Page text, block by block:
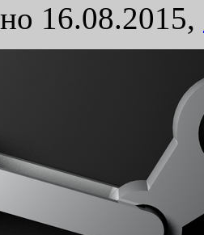
16.08.2015,